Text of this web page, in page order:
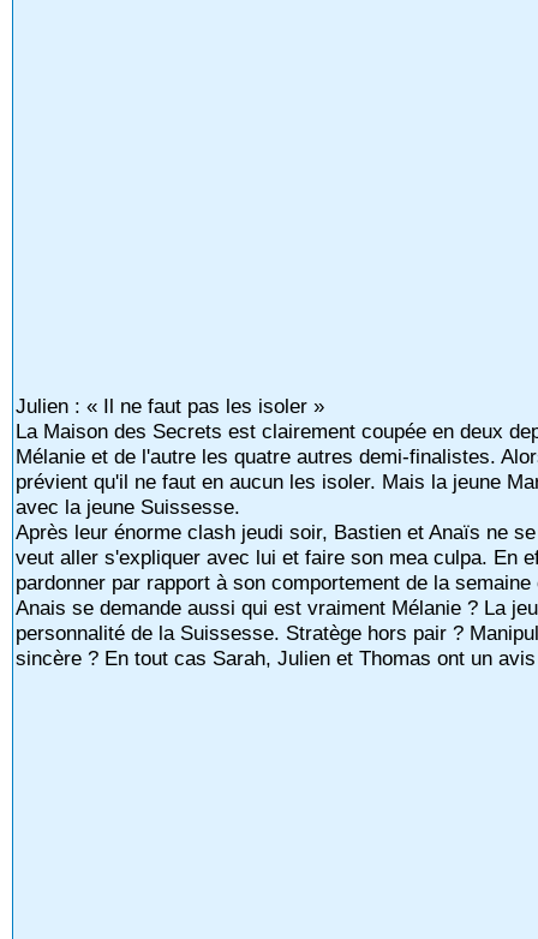
Julien : « Il ne faut pas les isoler »
La Maison des Secrets est clairement coupée en deux
Mélanie et de l'autre les quatre autres demi-finalistes.
prévient qu'il ne faut en aucun les isoler. Mais la jeune
avec la jeune Suissesse.
Après leur énorme clash jeudi soir, Bastien et Anaïs ne
veut aller s'expliquer avec lui et faire son mea culpa. En
pardonner par rapport à son comportement de la
Anais se demande aussi qui est vraiment Mélanie ? La
personnalité de la Suissesse. Stratège hors pair ?
sincère ? En tout cas Sarah, Julien et Thomas ont un